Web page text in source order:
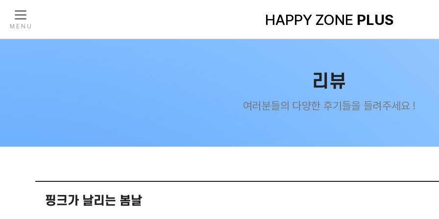
HAPPY ZONE PLUS
M E N U
리뷰
여러분들의 다양한 후기들을 들려주세요 !
핑크가 날리는 봄날